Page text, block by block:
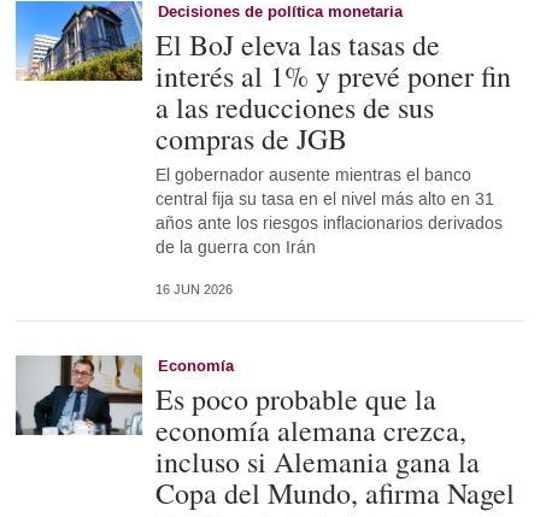
Decisiones de política monetaria
El BoJ eleva las tasas de
interés al 1% y prevé poner fin
a las reducciones de sus
compras de JGB
El gobernador ausente mientras el banco
central fija su tasa en el nivel más alto en 31
años ante los riesgos inflacionarios derivados
de la guerra con Irán
16 JUN 2026
Economía
Es poco probable que la
economía alemana crezca,
incluso si Alemania gana la
Copa del Mundo, afirma Nagel